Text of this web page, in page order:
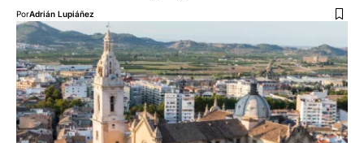
PorAdrián Lupiáñez